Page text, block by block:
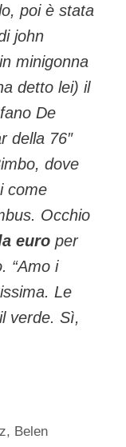
poi è stata
john
minigonna
detto lei) il
De
della 76″
dove
come
Occhio
euro per
“Amo i
Le
verde. Sì,
, Belen